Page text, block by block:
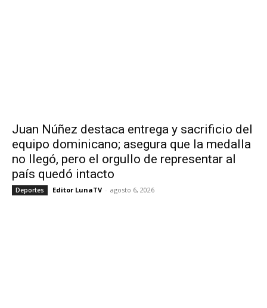
Juan Núñez destaca entrega y sacrificio del
equipo dominicano; asegura que la medalla
no llegó, pero el orgullo de representar al
país quedó intacto
Deportes Editor LunaTV - agosto 6, 2026